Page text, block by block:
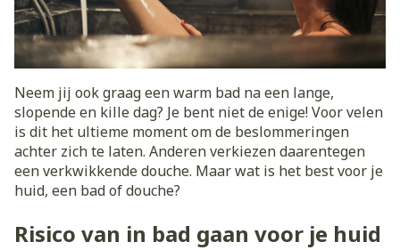
Neem jij ook graag een warm bad na een lange,
slopende en kille dag? Je bent niet de enige! Voor velen
is dit het ultieme moment om de beslommeringen
achter zich te laten. Anderen verkiezen daarentegen
een verkwikkende douche. Maar wat is het best voor je
huid, een bad of douche?
Risico van in bad gaan voor je huid